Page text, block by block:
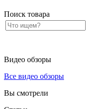
Поиск товара
Видео обзоры
Все видео обзоры
Вы смотрели